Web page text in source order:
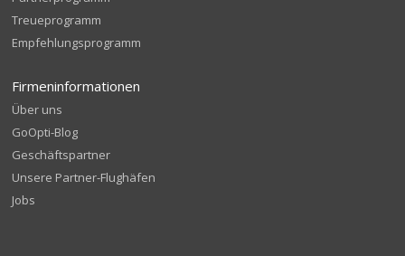
Treueprogramm
Empfehlungsprogramm
Firmeninformationen
Über uns
GoOpti-Blog
Geschäftspartner
Unsere Partner-Flughäfen
Jobs